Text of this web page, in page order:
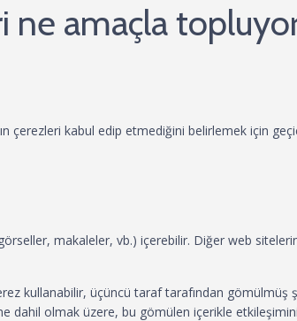
ne amaçla
çerezleri kabul edip etmediğini belirlemek için
makaleler, vb.) içerebilir. Diğer web
kullanabilir, üçüncü taraf tarafından
dahil olmak üzere, bu gömülen içerikle